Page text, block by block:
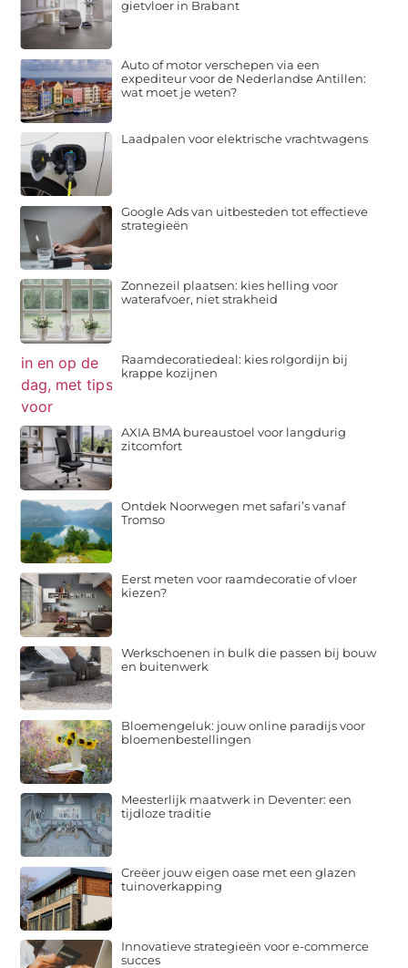
gietvloer in Brabant
Auto of motor verschepen via een
expediteur voor de Nederlandse Antillen:
wat moet je weten?
Laadpalen voor elektrische vrachtwagens
Google Ads van uitbesteden tot effectieve
strategieën
Zonnezeil plaatsen: kies helling voor
waterafvoer, niet strakheid
Raamdecoratiedeal: kies rolgordijn bij
krappe kozijnen
AXIA BMA bureaustoel voor langdurig
zitcomfort
Ontdek Noorwegen met safari’s vanaf
Tromso
Eerst meten voor raamdecoratie of vloer
kiezen?
Werkschoenen in bulk die passen bij bouw
en buitenwerk
Bloemengeluk: jouw online paradijs voor
bloemenbestellingen
Meesterlijk maatwerk in Deventer: een
tijdloze traditie
Creëer jouw eigen oase met een glazen
tuinoverkapping
Innovatieve strategieën voor e-commerce
succes